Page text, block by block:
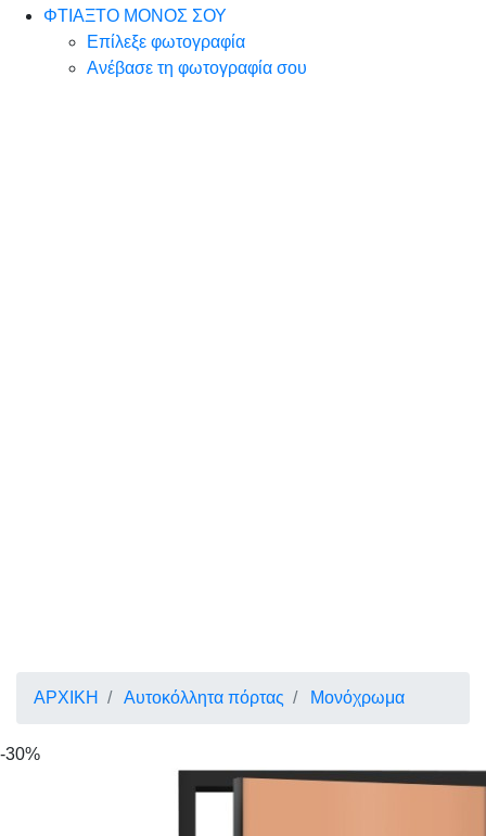
ΦΤΙΑΞΤΟ ΜΟΝΟΣ ΣΟΥ
Επίλεξε φωτογραφία
Ανέβασε τη φωτογραφία σου
ΑΡΧΙΚΗ Αυτοκόλλητα πόρτας Μονόχρωμα
-30%